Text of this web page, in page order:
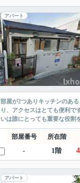
アパート
部屋が2つありキッチンのあ
り、アクセスはとても便利で
いは誰にとっても重要な役割
部屋番号 所在階
-
1階
アパート